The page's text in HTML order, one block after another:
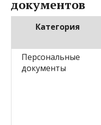
документов
Категория
Персональные
документы